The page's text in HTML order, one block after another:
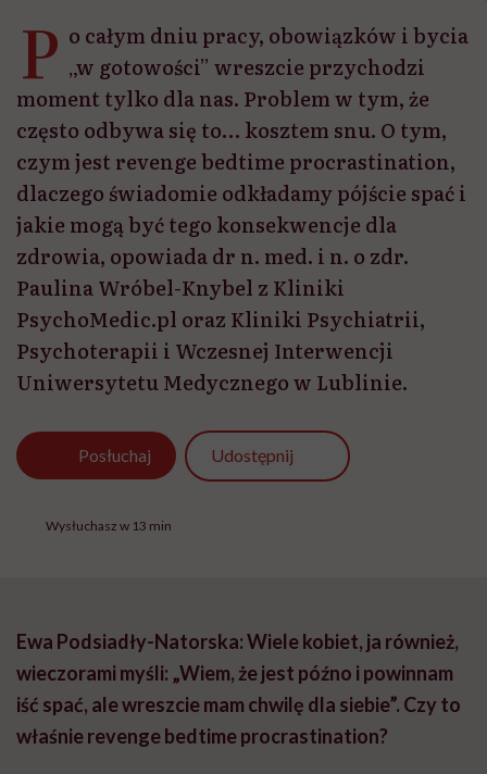
P o całym dniu pracy, obowiązków i bycia
„w gotowości” wreszcie przychodzi
moment tylko dla nas. Problem w tym, że
często odbywa się to… kosztem snu. O tym,
czym jest revenge bedtime procrastination,
dlaczego świadomie odkładamy pójście spać i
jakie mogą być tego konsekwencje dla
zdrowia, opowiada dr n. med. i n. o zdr.
Paulina Wróbel-Knybel z Kliniki
PsychoMedic.pl oraz Kliniki Psychiatrii,
Psychoterapii i Wczesnej Interwencji
Uniwersytetu Medycznego w Lublinie.
Posłuchaj Udostępnij
Wysłuchasz w 13 min
Ewa Podsiadły-Natorska: Wiele kobiet, ja również,
wieczorami myśli: „Wiem, że jest późno i powinnam
iść spać, ale wreszcie mam chwilę dla siebie”. Czy to
właśnie revenge bedtime procrastination?